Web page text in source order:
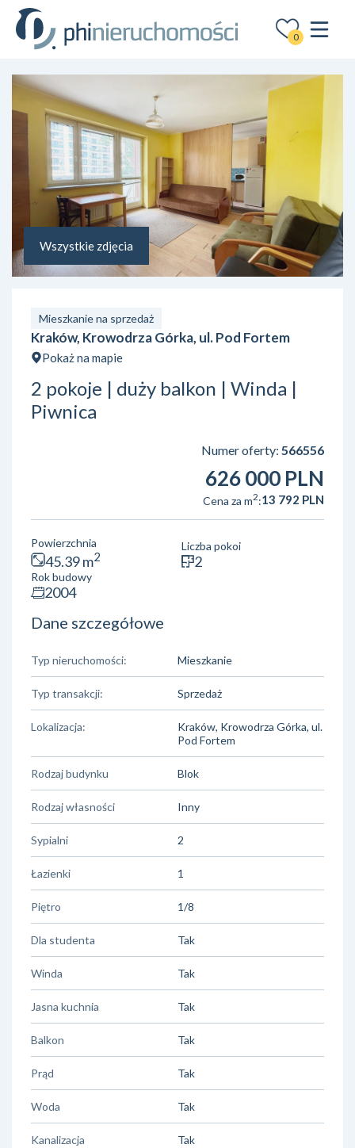
0
Wszystkie zdjęcia
Mieszkanie na sprzedaż
Kraków, Krowodrza Górka, ul. Pod Fortem
Pokaż na mapie
2 pokoje | duży balkon | Winda |
Piwnica
Numer oferty: 566556
626 000 PLN
Cena za m2:13 792 PLN
Powierzchnia
45.39 m2
Liczba pokoi
2
Rok budowy
2004
Dane szczegółowe
Typ nieruchomości: Mieszkanie
Typ transakcji: Sprzedaż
Lokalizacja:
Kraków, Krowodrza Górka, ul.
Pod Fortem
Rodzaj budynku Blok
Rodzaj własności Inny
Sypialni 2
Łazienki 1
Piętro 1/8
Dla studenta Tak
Winda Tak
Jasna kuchnia Tak
Balkon Tak
Prąd Tak
Woda Tak
Kanalizacja Tak